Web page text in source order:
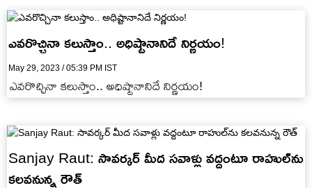
ఎవరొచ్చినా కలుస్తాం.. అధిష్టానానిదే నిర్ణయం!
May 29, 2023 / 05:39 PM IST
ఎవరొచ్చినా కలుస్తాం.. అధిష్టానానిదే నిర్ణయం!
Sanjay Raut: సావర్కర్ మీద సవాళ్లు వద్దంటూ రాహుల్‭ను
కలవనున్న రౌత్